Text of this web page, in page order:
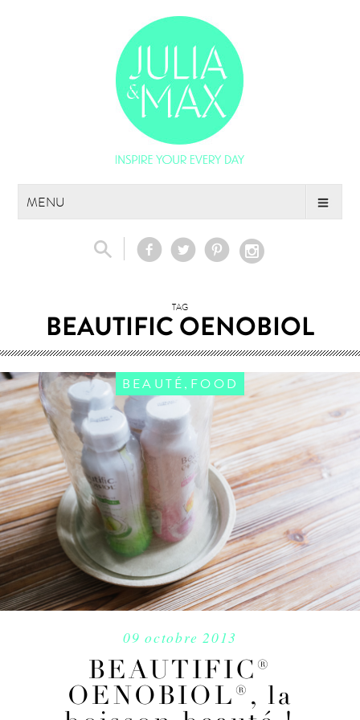
MENU
TAG
BEAUTIFIC OENOBIOL
BEAUTÉ, FOOD
09 octobre 2013
BEAUTIFIC®
OENOBIOL®, la